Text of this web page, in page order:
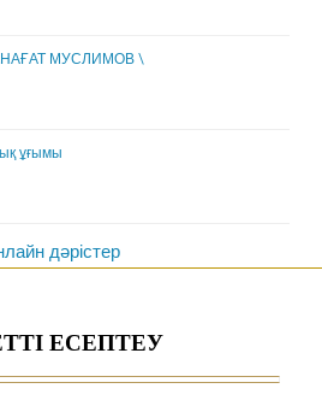
МУСЛИМОВ \
ұғымы
дәрістер